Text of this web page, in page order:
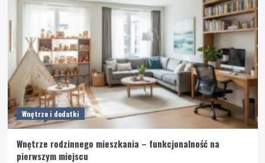
Wnętrze i dodatki
Wnętrze rodzinnego mieszkania – funkcjonalność na
pierwszym miejscu